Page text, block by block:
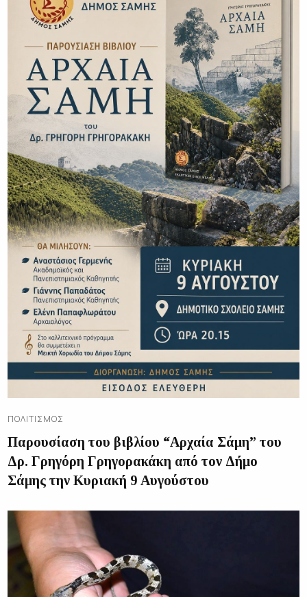
ΠΟΛΙΤΙΣΜΌΣ
Παρουσίαση του βιβλίου “Αρχαία Σάμη” του
Δρ. Γρηγόρη Γρηγορακάκη από τον Δήμο
Σάμης την Κυριακή 9 Αυγούστου